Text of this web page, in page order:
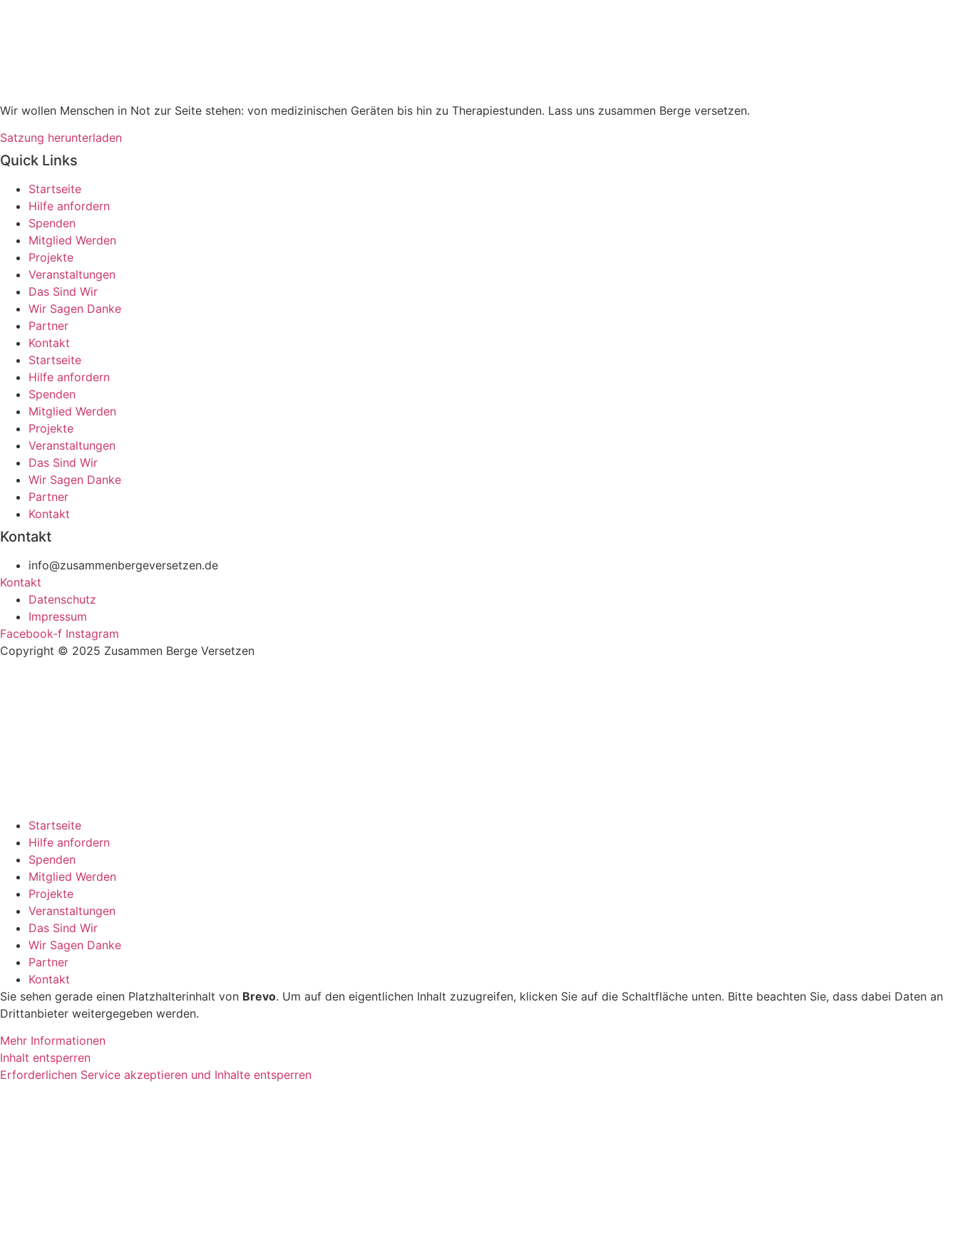
Wir wollen Menschen in Not zur Seite stehen: von medizinischen Geräten bis hin zu Therapiestunden. Lass uns zusammen Berge versetzen.
Satzung herunterladen
Quick Links
Startseite
Hilfe anfordern
Spenden
Mitglied Werden
Projekte
Veranstaltungen
Das Sind Wir
Wir Sagen Danke
Partner
Kontakt
Startseite
Hilfe anfordern
Spenden
Mitglied Werden
Projekte
Veranstaltungen
Das Sind Wir
Wir Sagen Danke
Partner
Kontakt
Kontakt
info@zusammenbergeversetzen.de
Kontakt
Datenschutz
Impressum
Facebook-f Instagram
Copyright © 2025 Zusammen Berge Versetzen
Startseite
Hilfe anfordern
Spenden
Mitglied Werden
Projekte
Veranstaltungen
Das Sind Wir
Wir Sagen Danke
Partner
Kontakt
Sie sehen gerade einen Platzhalterinhalt von Brevo. Um auf den eigentlichen Inhalt zuzugreifen, klicken Sie auf die Schaltfläche unten. Bitte beachten Sie, dass dabei Daten an
Drittanbieter weitergegeben werden.
Mehr Informationen
Inhalt entsperren
Erforderlichen Service akzeptieren und Inhalte entsperren